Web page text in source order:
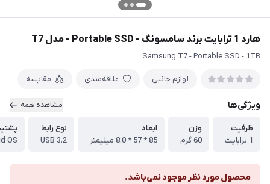
هارد 1 ترابایت برند سامسونگ - Portable SSD - مدل T7
Samsung T7 - Portable SSD - 1TB
لوازم جانبی علاقه‌مندی مقایسه
ویژگی‌ها مشاهده همه
ظرفیت
1 ترابایت
وزن
60 گرم
ابعاد
85 * 57 * 8.0 میلیمتر
نوع رابط
USB 3.2
OS
محصول مورد نظر موجود نمی‌باشد.